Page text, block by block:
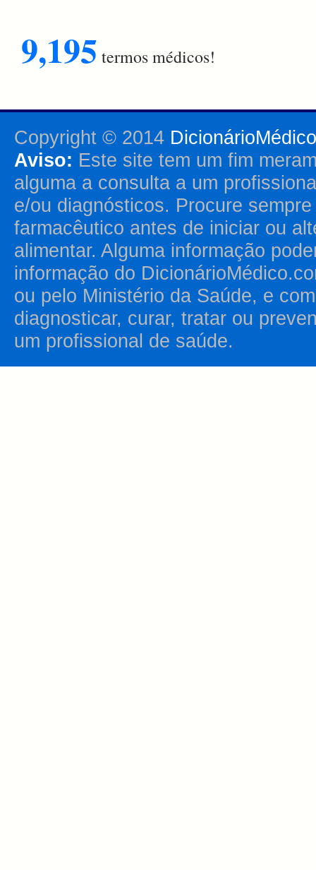
9,195 termos médicos!
Copyright © 2014
Aviso: Este site tem um fim
alguma a consulta a um
e/ou diagnósticos. Procure
farmacêutico antes de iniciar ou
alimentar. Alguma informação
informação do
ou pelo Ministério da Saúde, e
diagnosticar, curar, tratar ou
um profissional de saúde.